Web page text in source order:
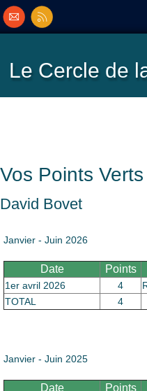
Le Cercle de
Classement
Vos Points Verts
David Bovet
Janvier - Juin 2026
Date Points
1er avril 2026 4
TOTAL
4
Janvier - Juin 2025
Date Points